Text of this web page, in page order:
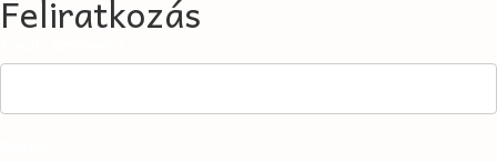
Feliratkozás